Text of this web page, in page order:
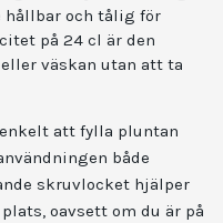
hållbar och tålig för
på 24 cl är den
väskan utan att ta
att fylla pluntan
både
skruvlocket hjälper
oavsett om du är på